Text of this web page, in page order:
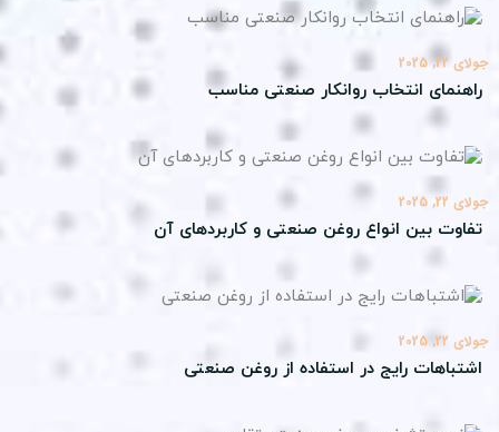
2025
انتخاب روانکار صنعتی مناسب
2025
بین انواع روغن صنعتی و کاربردهای آن
2025
رایج در استفاده از روغن صنعتی